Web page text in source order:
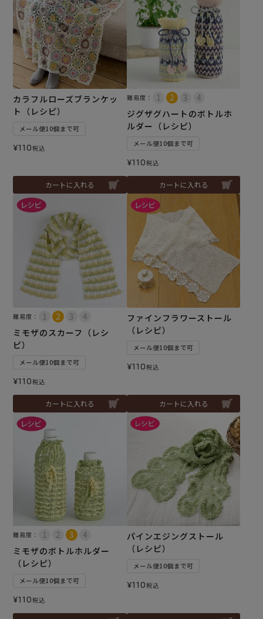
カラフルローズブランケッ
ト（レシピ）
メール便10個まで可
¥110税込
カートに入れる
難易度：
ジグザグハートのボトルホ
ルダー（レシピ）
メール便10個まで可
¥110税込
カートに入れる
難易度：
ミモザのスカーフ（レシ
ピ）
メール便10個まで可
¥110税込
カートに入れる
ファインフラワーストール
（レシピ）
メール便10個まで可
¥110税込
カートに入れる
難易度：
ミモザのボトルホルダー
（レシピ）
メール便10個まで可
¥110税込
パインエジングストール
（レシピ）
メール便10個まで可
¥110税込